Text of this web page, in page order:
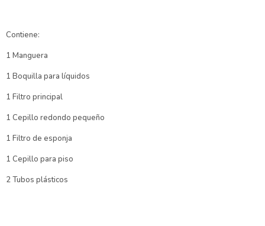
Contiene:
1 Manguera
1 Boquilla para líquidos
1 Filtro principal
1 Cepillo redondo pequeño
1 Filtro de esponja
1 Cepillo para piso
2 Tubos plásticos